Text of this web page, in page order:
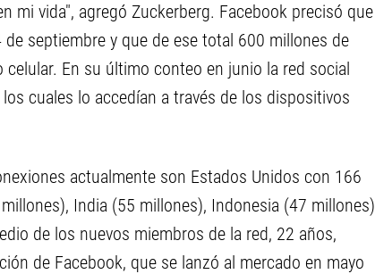
mi vida", agregó Zuckerberg. Facebook precisó que
septiembre y que de ese total 600 millones de
En su último conteo en junio la red social
cuales lo accedían a través de los dispositivos
actualmente son Estados Unidos con 166
India (55 millones), Indonesia (47 millones)
de los nuevos miembros de la red, 22 años,
de Facebook, que se lanzó al mercado en mayo